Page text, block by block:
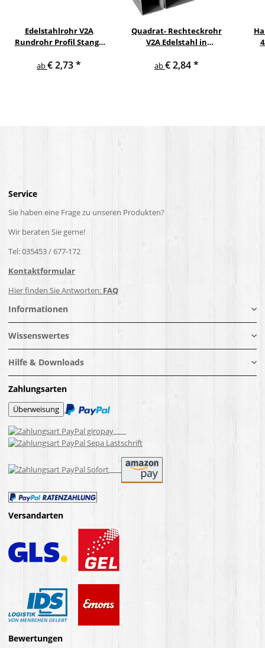
Edelstahlrohr V2A
Rundrohr Profil Stange
Durchmessern
ab€ 2,73*
Quadrat- Rechteckrohr
V2A Edelstahl in
Querschnitten und
ab€ 2,84*
Service
Sie haben eine Frage zu unseren Produkten?
Wir beraten Sie gerne!
Tel: 035453 / 677-172
Kontaktformular
Hier finden Sie Antworten: FAQ
Informationen
Wissenswertes
Hilfe & Downloads
Zahlungsarten
Versandarten
Bewertungen